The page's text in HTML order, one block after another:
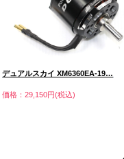
デュアルスカイ XM6360EA-19…
価格：29,150円(税込)